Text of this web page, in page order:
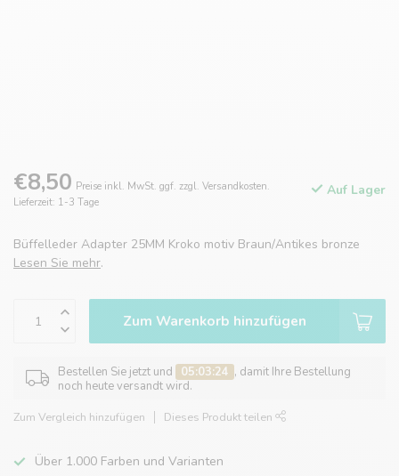
€8,50 Preise inkl. MwSt. ggf. zzgl. Versandkosten.
Lieferzeit: 1-3 Tage
Auf Lager
Büffelleder Adapter 25MM Kroko motiv Braun/Antikes bronze
Lesen Sie mehr.
Zum Warenkorb hinzufügen
Bestellen Sie jetzt und 05:03:24 , damit Ihre Bestellung
noch heute versandt wird.
Zum Vergleich hinzufügen Dieses Produkt teilen
Über 1.000 Farben und Varianten